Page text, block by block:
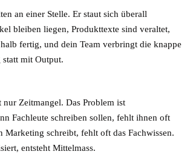
an einer Stelle. Er staut sich überall
bleiben liegen, Produkttexte sind veraltet,
fertig, und dein Team verbringt die knappe
mit Output.
nur Zeitmangel. Das Problem ist
Fachleute schreiben sollen, fehlt ihnen oft
Marketing schreibt, fehlt oft das Fachwissen.
entsteht Mittelmass.